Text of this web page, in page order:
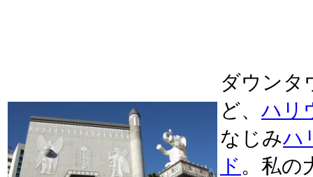
ダウンタ
ど、 ハリ
なじみハ
ド 。私の